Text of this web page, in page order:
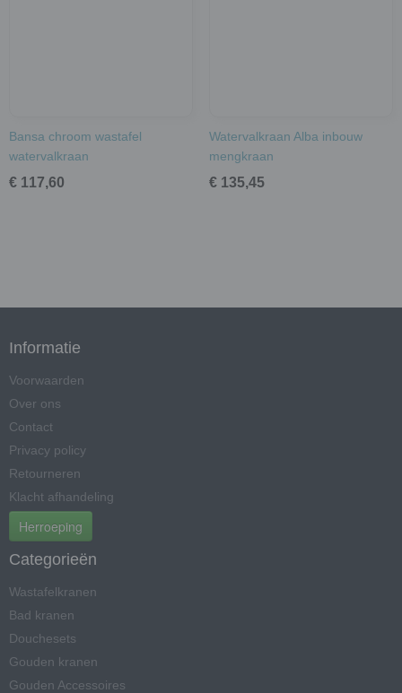
Bansa chroom wastafel
watervalkraan
€ 117,60
Watervalkraan Alba inbouw
mengkraan
€ 135,45
Informatie
Voorwaarden
Over ons
Contact
Privacy policy
Retourneren
Klacht afhandeling
Herroeping
Categorieën
Wastafelkranen
Bad kranen
Douchesets
Gouden kranen
Gouden Accessoires